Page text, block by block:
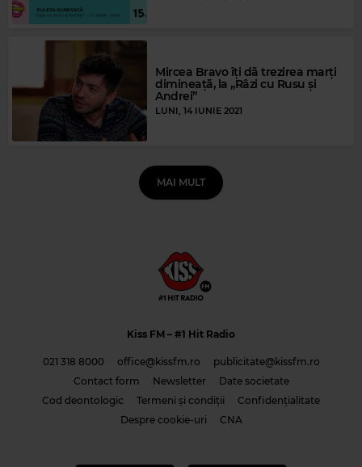
Mircea Bravo îți dă trezirea marți
dimineață, la „Râzi cu Rusu și
Andrei”
LUNI, 14 IUNIE 2021
MAI MULT
Kiss FM – #1 Hit Radio
021 318 8000 office@kissfm.ro
publicitate@kissfm.ro
Contact form
Newsletter
Date societate
Cod deontologic
Termeni și condiții
Confidențialitate
Despre cookie-uri
CNA